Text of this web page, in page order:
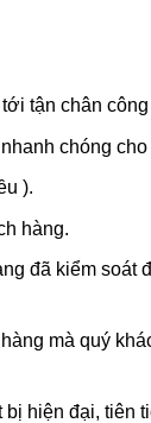
tận chân công
chóng
).
hàng.
đã kiểm
mà quý
hiện đại, tiên